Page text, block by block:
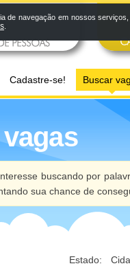
Cadastre-se! Buscar
buscando por
sua chance de
Estado:
navegação em nossos